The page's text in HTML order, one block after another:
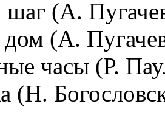
(А.
(А.
часы (Р.
(Н.